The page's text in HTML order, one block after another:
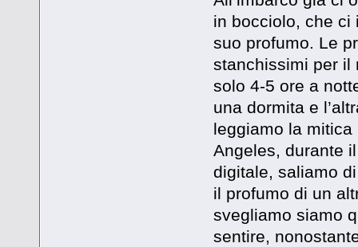
in bocciolo, che ci
suo profumo. Le
stanchissimi per il
solo 4-5 ore a
una dormita e
leggiamo la
Angeles, durante
digitale, saliamo
il profumo di un
svegliamo siamo
sentire,